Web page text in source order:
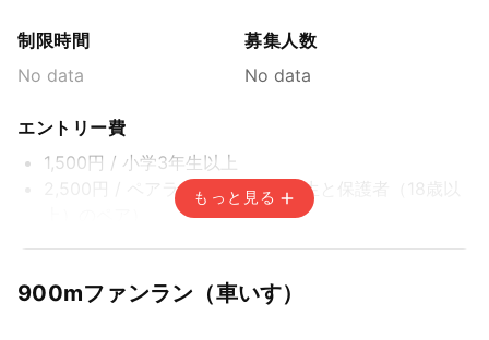
制限時間
No data
募集人数
No data
エントリー費
1,500円 / 小学3年生以上
2,500円 / ペアラン（小学1・2年生と保護者（18歳以
先着方式
もっと見る
900mファンラン（車いす）